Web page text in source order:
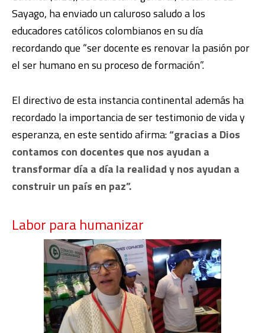
Sayago, ha enviado un caluroso saludo a los
educadores católicos colombianos en su día
recordando que “ser docente es renovar la pasión por
el ser humano en su proceso de formación”.
El directivo de esta instancia continental además ha
recordado la importancia de ser testimonio de vida y
esperanza, en este sentido afirma:“gracias a Dios
contamos con docentes que nos ayudan a
transformar día a día la realidad y nos ayudan a
construir un país en paz”.
Labor para humanizar